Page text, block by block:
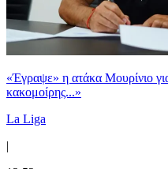
«Έγραψε» η ατάκα Μουρίνιο
κακομοίρης...»
La Liga
|